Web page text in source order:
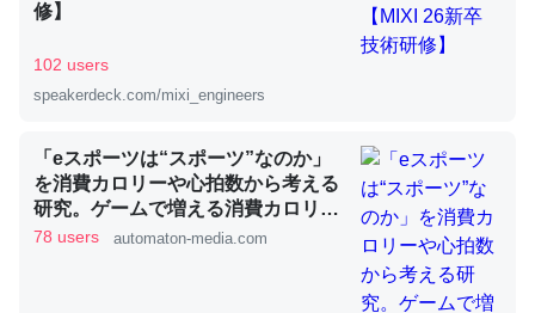
昆虫ってカルシウム少ないのか。知らんかった。調べたら
コオロギのカルシウム分はエビの600分の1程度。
論文では「淡水はカルシウムも酸素も不足してて両方に不
修】
102 users
speakerdeck.com/mixi_engineers
「eスポーツは“スポーツ”なのか」
を消費カロリーや心拍数から考える
研究。ゲームで増える消費カロリー
は、1時間で大体ちくわ1本分 -
78 users automaton-media.com